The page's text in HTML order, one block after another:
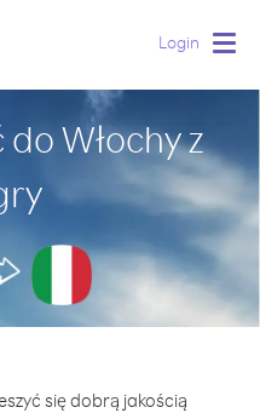
Login
Włochy z
się dobrą jakością